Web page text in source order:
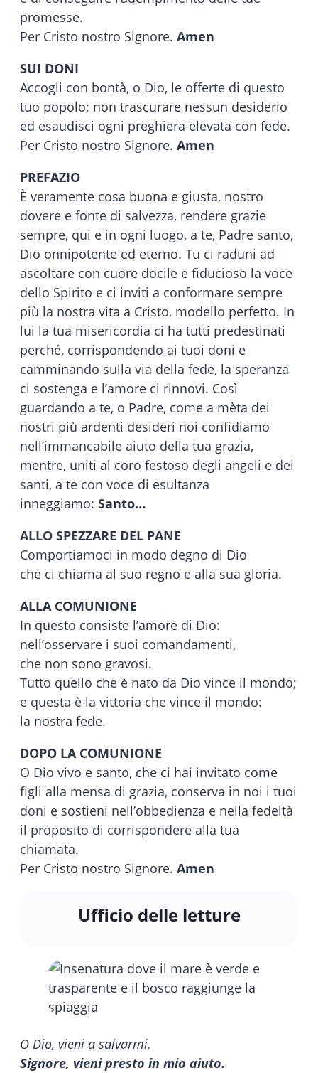
promesse.
Per Cristo nostro Signore. Amen
SUI DONI
Accogli con bontà, o Dio, le offerte di questo
tuo popolo; non trascurare nessun desiderio
ed esaudisci ogni preghiera elevata con fede.
Per Cristo nostro Signore. Amen
PREFAZIO
È veramente cosa buona e giusta, nostro
dovere e fonte di salvezza, rendere grazie
sempre, qui e in ogni luogo, a te, Padre santo,
Dio onnipotente ed eterno. Tu ci raduni ad
ascoltare con cuore docile e fiducioso la voce
dello Spirito e ci inviti a conformare sempre
più la nostra vita a Cristo, modello perfetto. In
lui la tua misericordia ci ha tutti predestinati
perché, corrispondendo ai tuoi doni e
camminando sulla via della fede, la speranza
ci sostenga e l’amore ci rinnovi. Così
guardando a te, o Padre, come a mèta dei
nostri più ardenti desideri noi confidiamo
nell’immancabile aiuto della tua grazia,
mentre, uniti al coro festoso degli angeli e dei
santi, a te con voce di esultanza
inneggiamo: Santo…
ALLO SPEZZARE DEL PANE
Comportiamoci in modo degno di Dio
che ci chiama al suo regno e alla sua gloria.
ALLA COMUNIONE
In questo consiste l’amore di Dio:
nell’osservare i suoi comandamenti,
che non sono gravosi.
Tutto quello che è nato da Dio vince il mondo;
e questa è la vittoria che vince il mondo:
la nostra fede.
DOPO LA COMUNIONE
O Dio vivo e santo, che ci hai invitato come
figli alla mensa di grazia, conserva in noi i tuoi
doni e sostieni nell’obbedienza e nella fedeltà
il proposito di corrispondere alla tua
chiamata.
Per Cristo nostro Signore. Amen
Ufficio delle letture
O Dio, vieni a salvarmi.
Signore, vieni presto in mio aiuto.